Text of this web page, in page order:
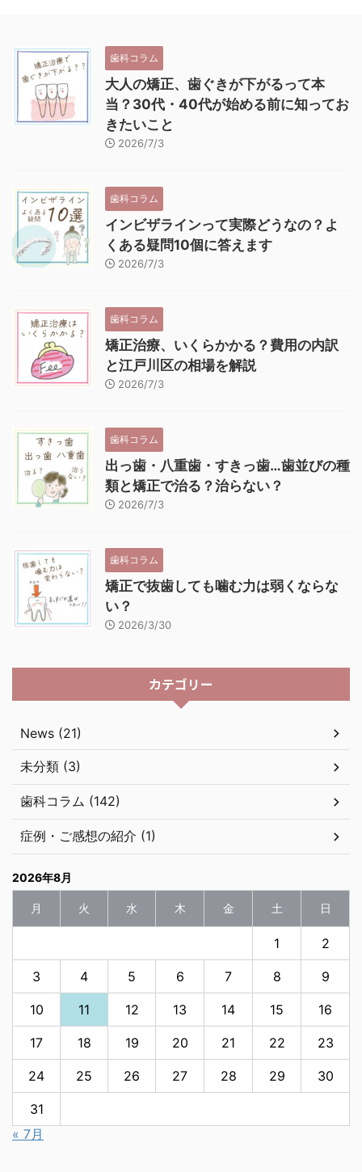
歯科コラム
大人の矯正、歯ぐきが下がるって本
当？30代・40代が始める前に知ってお
きたいこと
2026/7/3
歯科コラム
インビザラインって実際どうなの？よ
くある疑問10個に答えます
2026/7/3
歯科コラム
矯正治療、いくらかかる？費用の内訳
と江戸川区の相場を解説
2026/7/3
歯科コラム
出っ歯・八重歯・すきっ歯…歯並びの種
類と矯正で治る？治らない？
2026/7/3
歯科コラム
矯正で抜歯しても噛む力は弱くならな
い？
2026/3/30
カテゴリー
News (21)
未分類 (3)
歯科コラム (142)
症例・ご感想の紹介 (1)
2026年8月
月 火 水 木 金 土 日
1 2
3 4 5 6 7 8 9
10 11 12 13 14 15 16
17 18 19 20 21 22 23
24 25 26 27 28 29 30
31
« 7月